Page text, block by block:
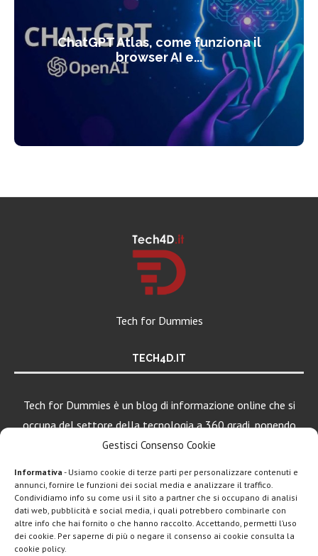
Gestisci Consenso Cookie
Informativa - Usiamo cookie di terze parti per personalizzare contenuti e
annunci, fornire le funzioni dei social media e analizzare il traffico.
Condividiamo info su come usi il sito a partner che si occupano di analisi
dati web, pubblicità e social media, i quali potrebbero combinarle con
altre info che hai fornito o che hanno raccolto. Accettando, permetti l’uso
dei cookie. Per saperne di più o negare il consenso ai cookie consulta la
cookie policy.
ChatGPT Atlas, come funziona il
browser AI e...
Tech for Dummies
TECH4D.IT
Tech for Dummies è un blog di informazione online che si
occupa del settore della tecnologia a 360 gradi, ponendo
una particolare attenzione al mondo Android, Apple e
LEGGI ANCHE
Google lancia
Search Live con